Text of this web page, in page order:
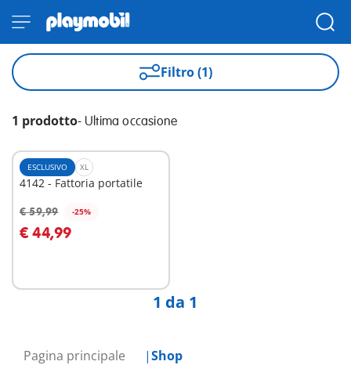
Pagina principale Shop
Filtro (1)
1 prodotto- Ultima occasione
ESCLUSIVO XL
4142 - Fattoria portatile
€ 59,99 -25%
€ 44,99
Aggiungi al carrello
1 da 1